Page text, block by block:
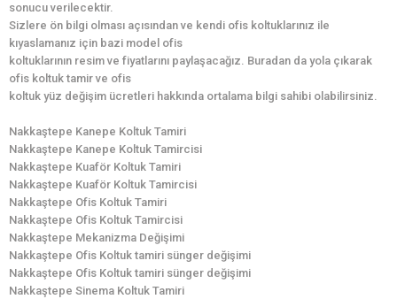
sonucu verilecektir.
Sizlere ön bilgi olması açısından ve kendi ofis koltuklarınız ile
kıyaslamanız için bazi model ofis
koltuklarının resim ve fiyatlarını paylaşacağız. Buradan da yola çıkarak
ofis koltuk tamir ve ofis
koltuk yüz değişim ücretleri hakkında ortalama bilgi sahibi olabilirsiniz.
Nakkaştepe Kanepe Koltuk Tamiri
Nakkaştepe Kanepe Koltuk Tamircisi
Nakkaştepe Kuaför Koltuk Tamiri
Nakkaştepe Kuaför Koltuk Tamircisi
Nakkaştepe Ofis Koltuk Tamiri
Nakkaştepe Ofis Koltuk Tamircisi
Nakkaştepe Mekanizma Değişimi
Nakkaştepe Ofis Koltuk tamiri sünger değişimi
Nakkaştepe Ofis Koltuk tamiri sünger değişimi
Nakkaştepe Sinema Koltuk Tamiri